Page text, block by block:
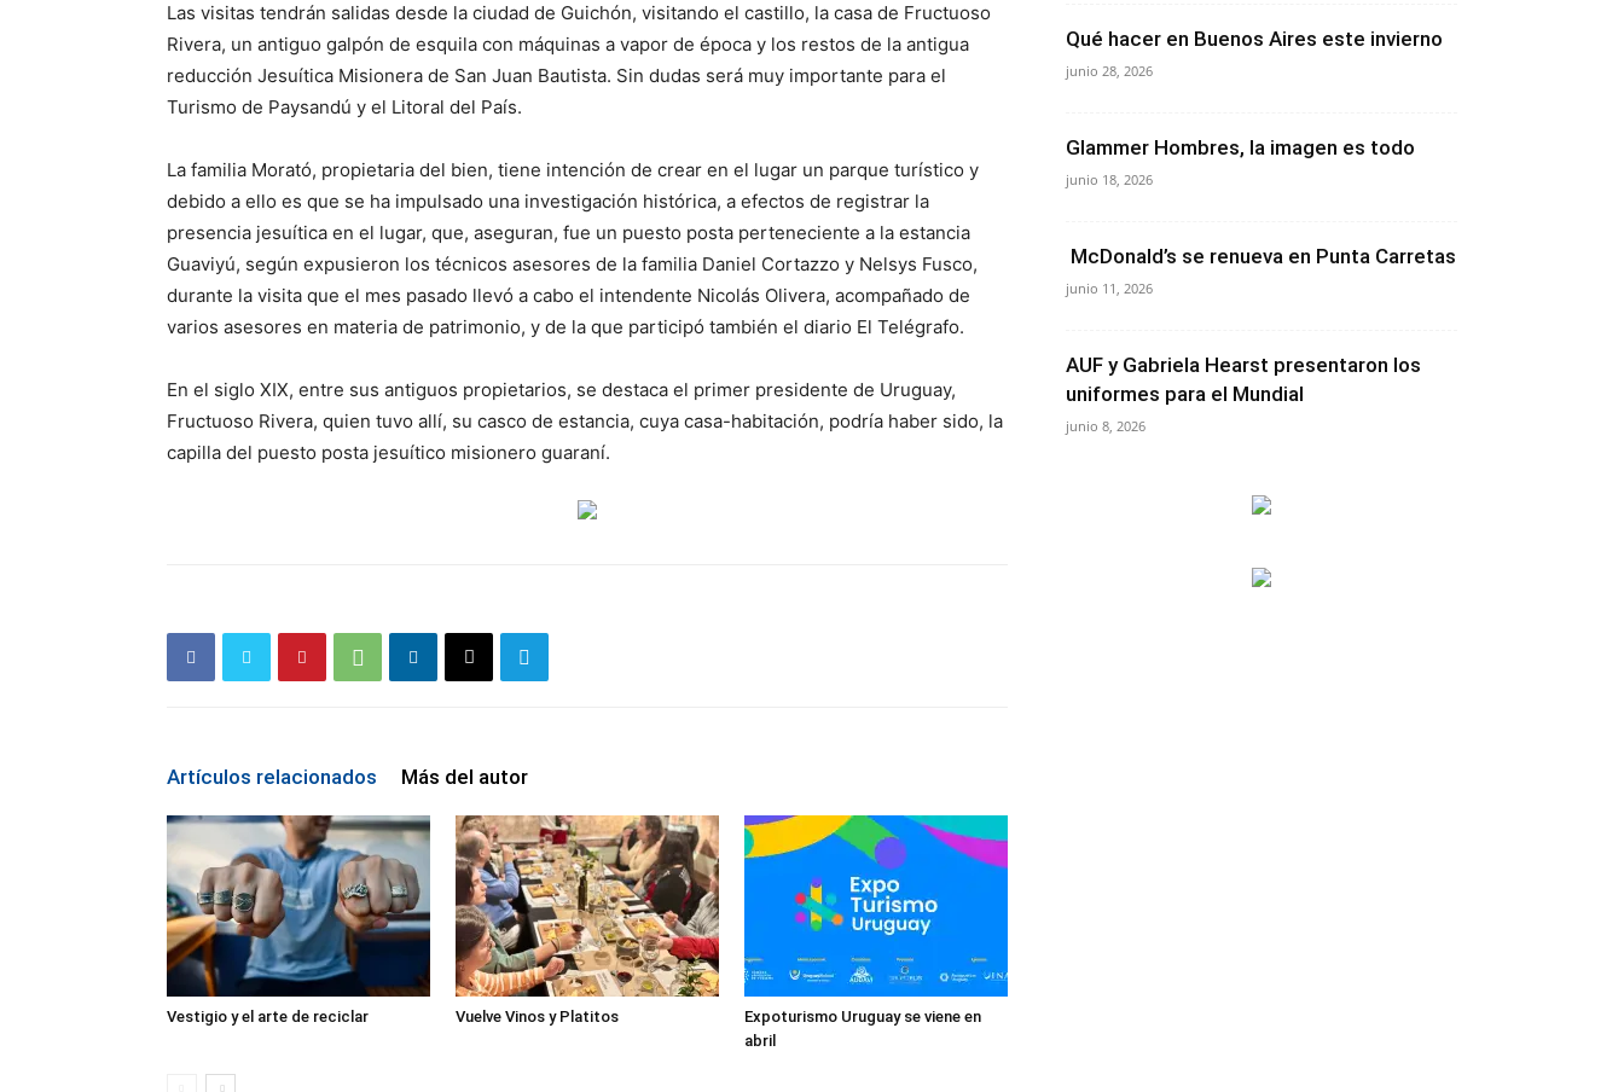
Las visitas tendrán salidas desde la ciudad de Guichón, visitando el castillo, la casa de Fructuoso
Rivera, un antiguo galpón de esquila con máquinas a vapor de época y los restos de la antigua
reducción Jesuítica Misionera de San Juan Bautista. Sin dudas será muy importante para el
Turismo de Paysandú y el Litoral del País.
La familia Morató, propietaria del bien, tiene intención de crear en el lugar un parque turístico y
debido a ello es que se ha impulsado una investigación histórica, a efectos de registrar la
presencia jesuítica en el lugar, que, aseguran, fue un puesto posta perteneciente a la estancia
Guaviyú, según expusieron los técnicos asesores de la familia Daniel Cortazzo y Nelsys Fusco,
durante la visita que el mes pasado llevó a cabo el intendente Nicolás Olivera, acompañado de
varios asesores en materia de patrimonio, y de la que participó también el diario El Telégrafo.
En el siglo XIX, entre sus antiguos propietarios, se destaca el primer presidente de Uruguay,
Fructuoso Rivera, quien tuvo allí, su casco de estancia, cuya casa-habitación, podría haber sido, la
capilla del puesto posta jesuítico misionero guaraní.
Artículos relacionados Más del autor
Vestigio y el arte de reciclar Vuelve Vinos y Platitos
Expoturismo Uruguay se viene en
abril
Qué hacer en Buenos Aires este invierno
junio 28, 2026
Glammer Hombres, la imagen es todo
junio 18, 2026
McDonald’s se renueva en Punta Carretas
junio 11, 2026
AUF y Gabriela Hearst presentaron los
uniformes para el Mundial
junio 8, 2026